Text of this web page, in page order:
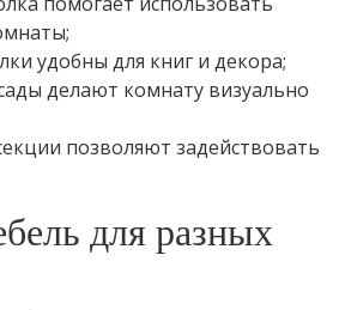
удобны для книг и декора;
делают комнату визуально
позволяют задействовать
для разных